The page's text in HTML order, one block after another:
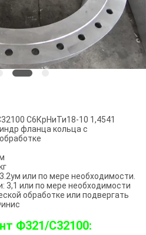
С6КрНиТи18-10 1,4541
фланца кольца с
или по мере необходимости.
3,1 или по мере необходимости
обработке или подвергать
Ф321/С32100: